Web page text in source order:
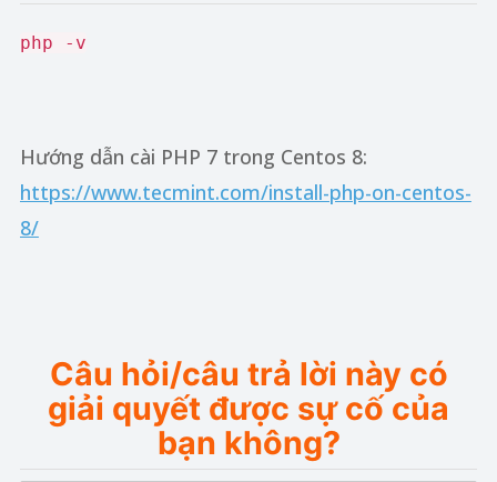
php -v
Hướng dẫn cài PHP 7 trong Centos 8:
https://www.tecmint.com/install-php-on-centos-
8/
Câu hỏi/câu trả lời này có
giải quyết được sự cố của
bạn không?